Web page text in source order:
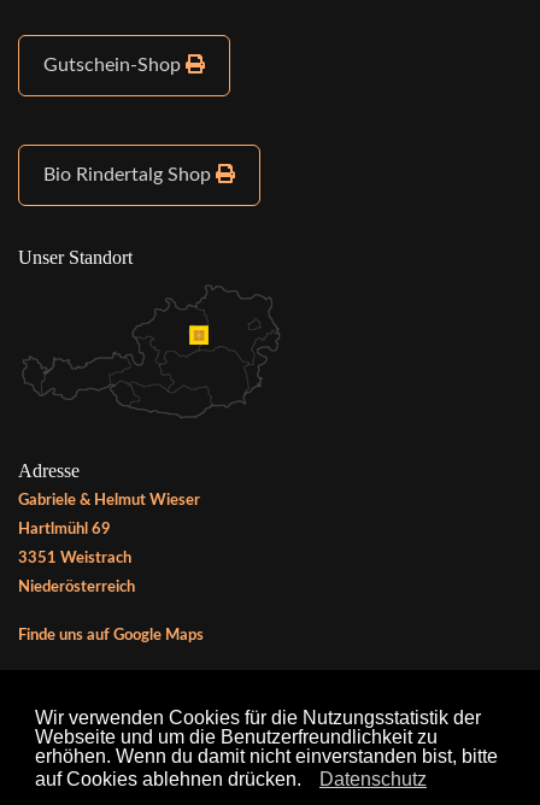
Wir verwenden Cookies für die Nutzungsstatistik der
Webseite und um die Benutzerfreundlichkeit zu
erhöhen. Wenn du damit nicht einverstanden bist, bitte
auf Cookies ablehnen drücken.
Datenschutz
Gutschein-Shop
Bio Rindertalg Shop
Unser Standort
Adresse
Gabriele & Helmut Wieser
Hartlmühl 69
3351 Weistrach
Niederösterreich
Finde uns auf Google Maps
© 2025 Hofmanufaktur.at - Bio Grass-fed Beef aus